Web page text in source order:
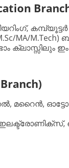
MA/M.Tech)
ക്ലാസ്സിലും
മറൈൻ,
ഇലക്ട്രോണിക്സ്,